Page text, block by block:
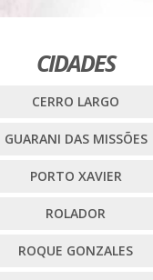
CIDADES
CERRO LARGO
GUARANI DAS MISSÕES
PORTO XAVIER
ROLADOR
ROQUE GONZALES